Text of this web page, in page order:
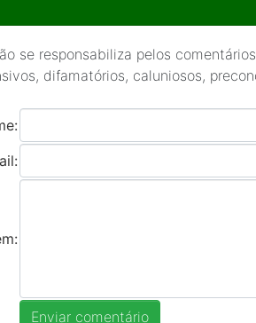
se responsabiliza pelos
difamatórios, caluniosos,